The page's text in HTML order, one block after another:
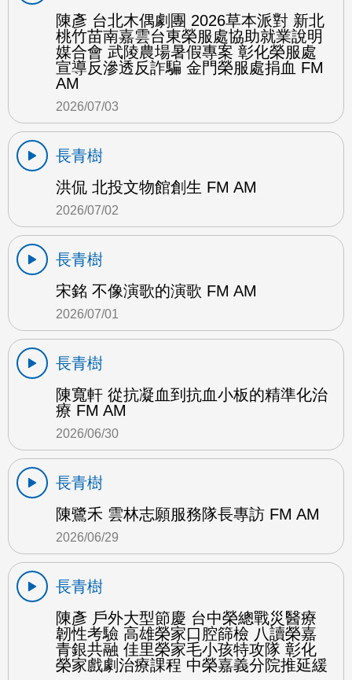
陳彥 台北木偶劇團 2026草本派對 新北
桃竹苗南嘉雲台東榮服處協助就業說明
媒合會 武陵農場暑假專案 彰化榮服處
宣導反滲透反詐騙 金門榮服處捐血 FM
AM
2026/07/03
長青樹
洪侃 北投文物館創生 FM AM
2026/07/02
長青樹
宋銘 不像演歌的演歌 FM AM
2026/07/01
長青樹
陳寬軒 從抗凝血到抗血小板的精準化治
療 FM AM
2026/06/30
長青樹
陳鷺禾 雲林志願服務隊長專訪 FM AM
2026/06/29
長青樹
陳彥 戶外大型節慶 台中榮總戰災醫療
韌性考驗 高雄榮家口腔篩檢 八讀榮嘉
青銀共融 佳里榮家毛小孩特攻隊 彰化
榮家戲劇治療課程 中榮嘉義分院推延緩